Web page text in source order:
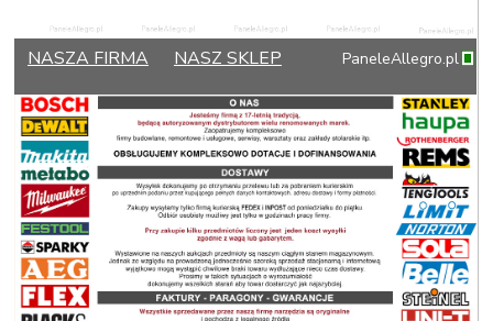
NASZA FIRMA NASZ SKLEP PaneleAllegro.pl